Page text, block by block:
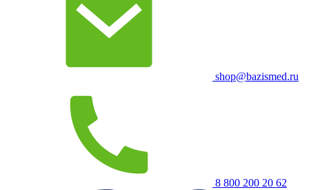
shop@bazismed.ru
8 800 200 20 62